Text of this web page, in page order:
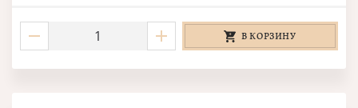
В КОРЗИНУ